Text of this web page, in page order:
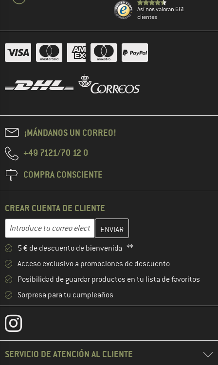
Así nos valoran 661
clientes
¡MÁNDANOS UN CORREO!
+49 7121/70 12 0
COMPRA CONSCIENTE
CREAR CUENTA DE CLIENTE
Dirección de correo electrónico
Introduce aquí tu dirección de correo electrónico y crea tu
5 € de descuento de bienvenida **
Acceso exclusivo a promociones de descuento
Posibilidad de guardar productos en tu lista de favoritos
Sorpresa para tu cumpleaños
SERVICIO DE ATENCIÓN AL CLIENTE